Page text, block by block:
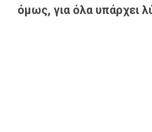
όμως, για όλα υπάρχει